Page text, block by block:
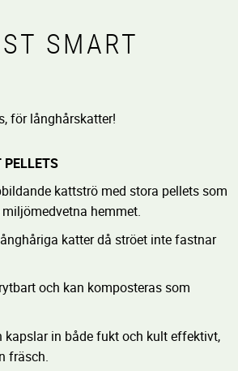
SMART
för långhårskatter!
PELLETS
kattströ med stora pellets som
hemmet.
katter då ströet inte fastnar
och kan komposteras som
kapslar in både fukt och kult effektivt,
fräsch.